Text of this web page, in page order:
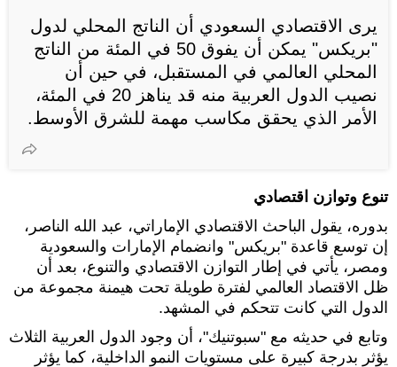
يرى الاقتصادي السعودي أن الناتج المحلي لدول
"بريكس" يمكن أن يفوق 50 في المئة من الناتج
المحلي العالمي في المستقبل، في حين أن
نصيب الدول العربية منه قد يناهز 20 في المئة،
الأمر الذي يحقق مكاسب مهمة للشرق الأوسط.
تنوع وتوازن اقتصادي
بدوره، يقول الباحث الاقتصادي الإماراتي، عبد الله الناصر،
إن توسع قاعدة "بريكس" وانضمام الإمارات والسعودية
ومصر، يأتي في إطار التوازن الاقتصادي والتنوع، بعد أن
ظل الاقتصاد العالمي لفترة طويلة تحت هيمنة مجموعة من
الدول التي كانت تتحكم في المشهد.
وتابع في حديثه مع "سبوتنيك"، أن وجود الدول العربية الثلاث
يؤثر بدرجة كبيرة على مستويات النمو الداخلية، كما يؤثر